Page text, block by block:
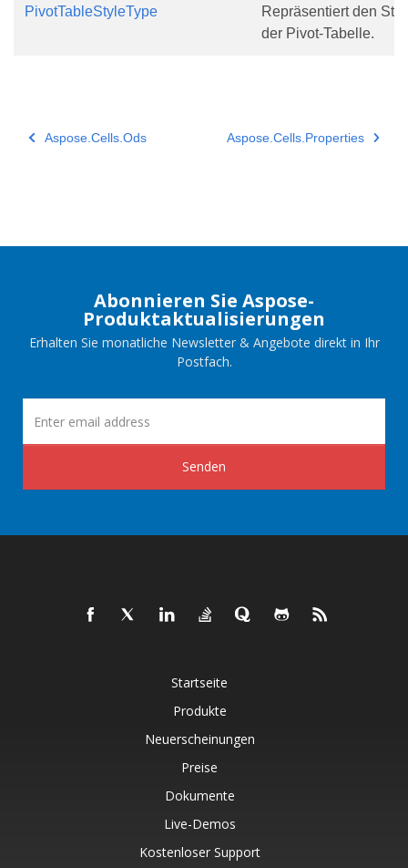
PivotTableStyleType
Repräsentiert den
der Pivot-Tabelle.
Aspose.Cells.Ods Aspose.Cells.Properties
Abonnieren Sie Aspose-
Produktaktualisierungen
Erhalten Sie monatliche Newsletter & Angebote direkt in Ihr
Postfach.
Senden
Startseite
Produkte
Neuerscheinungen
Preise
Dokumente
Live-Demos
Kostenloser Support